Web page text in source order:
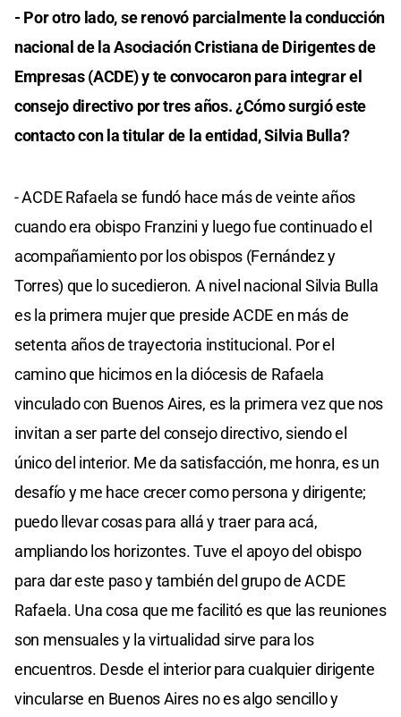
- Por otro lado, se renovó parcialmente la conducción
nacional de la Asociación Cristiana de Dirigentes de
Empresas (ACDE) y te convocaron para integrar el
consejo directivo por tres años. ¿Cómo surgió este
contacto con la titular de la entidad, Silvia Bulla?
- ACDE Rafaela se fundó hace más de veinte años
cuando era obispo Franzini y luego fue continuado el
acompañamiento por los obispos (Fernández y
Torres) que lo sucedieron. A nivel nacional Silvia Bulla
es la primera mujer que preside ACDE en más de
setenta años de trayectoria institucional. Por el
camino que hicimos en la diócesis de Rafaela
vinculado con Buenos Aires, es la primera vez que nos
invitan a ser parte del consejo directivo, siendo el
único del interior. Me da satisfacción, me honra, es un
desafío y me hace crecer como persona y dirigente;
puedo llevar cosas para allá y traer para acá,
ampliando los horizontes. Tuve el apoyo del obispo
para dar este paso y también del grupo de ACDE
Rafaela. Una cosa que me facilitó es que las reuniones
son mensuales y la virtualidad sirve para los
encuentros. Desde el interior para cualquier dirigente
vincularse en Buenos Aires no es algo sencillo y